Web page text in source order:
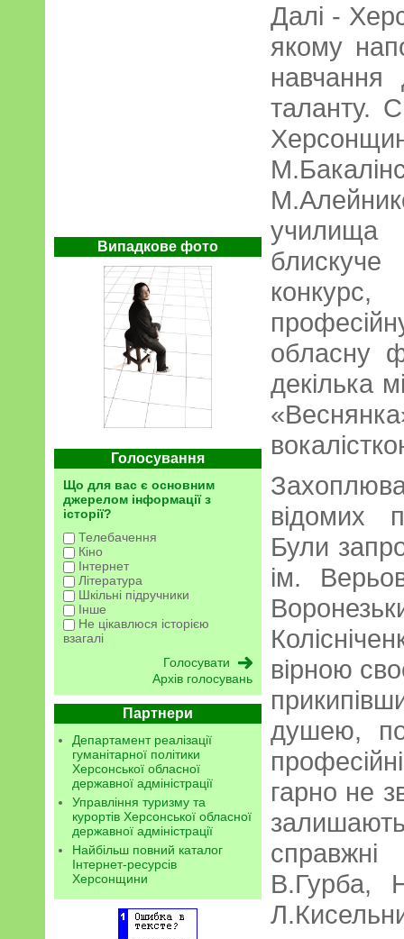
Випадкове фото
Голосування
Що для вас є основним
джерелом інформації з
історії?
Телебачення
Кіно
Інтернет
Література
Шкільні підручники
Інше
Не цікавлюся історією
взагалі
Архів голосувань
Партнери
Департамент реалізації
гуманітарної політики
Херсонської обласної
державної адміністрації
Управління туризму та
курортів Херсонської обласної
державної адміністрації
Найбільш повний каталог
Інтернет-ресурсів
Херсонщини
Далі -
якому
навчання
таланту.
обласну
декілька
відомих
Були
ім.
вірною
душею,
гарно не
В.Гурба,